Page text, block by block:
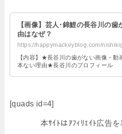
【画像】芸人･錦鯉の長谷川の歯
由はなぜ？
https://happymackeyblog.com/
【内容】★長谷川の歯がない画像・
本ない理由★長谷川のプロフィール
[quads id=4]
本ｻｲﾄはｱﾌｨﾘｴｲﾄ広告